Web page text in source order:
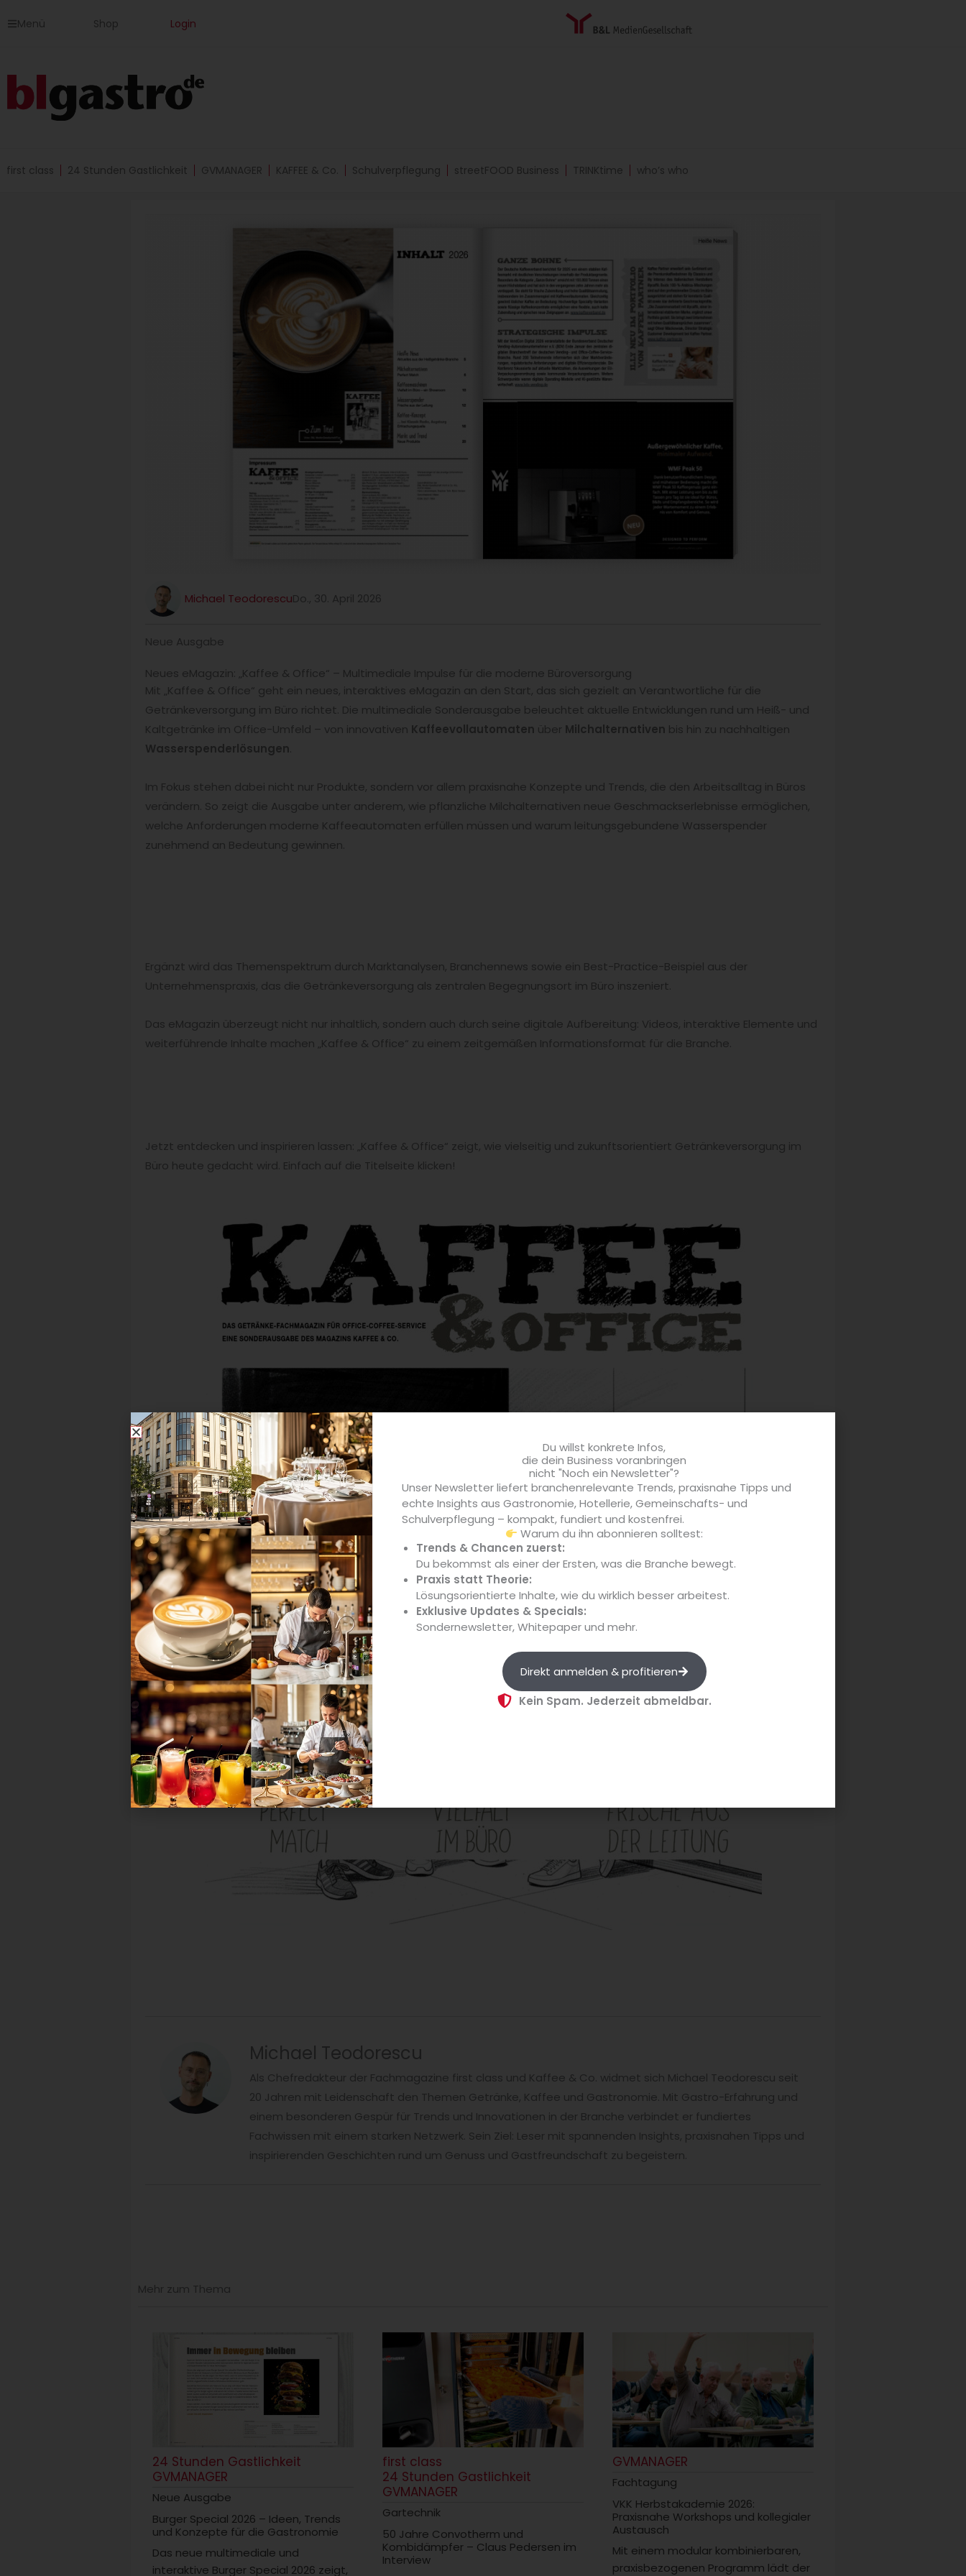
InhaltMenü Shop Login
first class 24 Stunden Gastlichkeit GVMANAGER KAFFEE & Co. Schulverpflegung streetFOOD Business TRINKtime who’s who
Michael TeodorescuDo., 30. April 2026
Neue Ausgabe
Neues eMagazin: „Kaffee & Office“ – Multimediale Impulse für die moderne Büroversorgung
Mit „Kaffee & Office“ geht ein neues, interaktives eMagazin an den Start, das sich gezielt an Verantwortliche für die
Getränkeversorgung im Büro richtet. Die multimediale Sonderausgabe beleuchtet aktuelle Entwicklungen rund um Heiß- und
Kaltgetränke im Office-Umfeld – von innovativen Kaffeevollautomaten über Milchalternativen bis hin zu nachhaltigen
Wasserspenderlösungen
Im Fokus stehen dabei nicht nur Produkte, sondern vor allem praxisnahe Konzepte und Trends, die den Arbeitsalltag in Büros
verändern. So zeigt die Ausgabe unter anderem, wie pflanzliche Milchalternativen neue Geschmackserlebnisse ermöglichen,
welche Anforderungen moderne Kaffeeautomaten erfüllen müssen und warum leitungsgebundene Wasserspender
zunehmend an Bedeutung gewinnen.
Ergänzt wird das Themenspektrum durch Marktanalysen, Branchennews sowie ein Best-Practice-Beispiel aus der
Unternehmenspraxis, das die Getränkeversorgung als zentralen Begegnungsort im Büro inszeniert.
Das eMagazin überzeugt nicht nur inhaltlich, sondern auch durch seine digitale Aufbereitung: Videos, interaktive Elemente und
weiterführende Inhalte machen „Kaffee & Office“ zu einem zeitgemäßen Informationsformat für die Branche.
Jetzt entdecken und inspirieren lassen: „Kaffee & Office“ zeigt, wie vielseitig und zukunftsorientiert Getränkeversorgung im
Büro heute gedacht wird. Einfach auf die Titelseite klicken!
Michael Teodorescu
Als Chefredakteur der Fachmagazine first class und Kaffee & Co. widmet sich Michael Teodorescu seit
20 Jahren mit Leidenschaft den Themen Getränke, Kaffee und Gastronomie. Mit Gastro-Erfahrung und
einem besonderen Gespür für Trends und Innovationen in der Branche verbindet er fundiertes
Fachwissen mit einem starken Netzwerk. Sein Ziel: Leser mit spannenden Insights, praxisnahen Tipps und
inspirierenden Geschichten rund um Genuss und Gastfreundschaft zu begeistern.
Mehr zum Thema
24 Stunden Gastlichkeit
GVMANAGER
Neue Ausgabe
Burger Special 2026 – Ideen, Trends
und Konzepte für die Gastronomie
Das neue multimediale und
interaktive Burger Special 2026 zeigt,
first class
24 Stunden Gastlichkeit
GVMANAGER
Gartechnik
50 Jahre Convotherm und
Kombidämpfer – Claus Pedersen im
Interview
GVMANAGER
Fachtagung
VKK Herbstakademie 2026:
Praxisnahe Workshops und kollegialer
Austausch
Mit einem modular kombinierbaren,
praxisbezogenen Programm lädt der
Du willst konkrete Infos,
die dein Business voranbringen
nicht "Noch ein Newsletter"?
Unser Newsletter liefert branchenrelevante Trends, praxisnahe Tipps und
echte Insights aus Gastronomie, Hotellerie, Gemeinschafts- und
Schulverpflegung – kompakt, fundiert und kostenfrei.
Warum du ihn abonnieren solltest:
Trends & Chancen zuerst:
Du bekommst als einer der Ersten, was die Branche bewegt.
Praxis statt Theorie:
Lösungsorientierte Inhalte, wie du wirklich besser arbeitest.
Exklusive Updates & Specials:
Sondernewsletter, Whitepaper und mehr.
Direkt anmelden & profitieren
Kein Spam. Jederzeit abmeldbar.